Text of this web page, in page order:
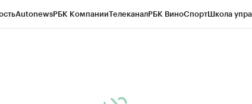
AutonewsРБК КомпанииТелеканалРБК ВиноСпортШкола